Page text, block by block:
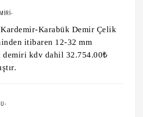
Karabük Demir Çelik
itibaren 12-32 mm
demiri kdv dahil 32.754.00₺